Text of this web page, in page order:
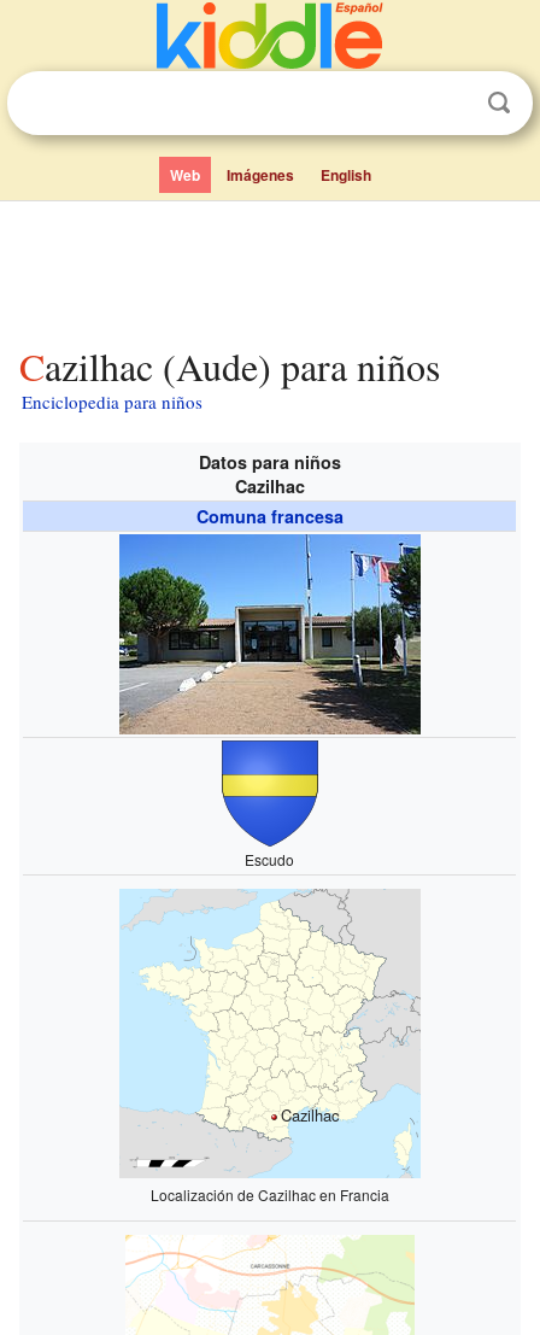
Web Imágenes English
Cazilhac (Aude) para niños
Enciclopedia para niños
Datos para niños
Cazilhac
Comuna francesa
Escudo
Cazilhac
Localización de Cazilhac en Francia